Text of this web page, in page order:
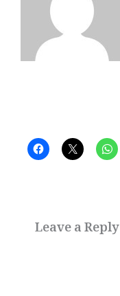
Leave a Reply